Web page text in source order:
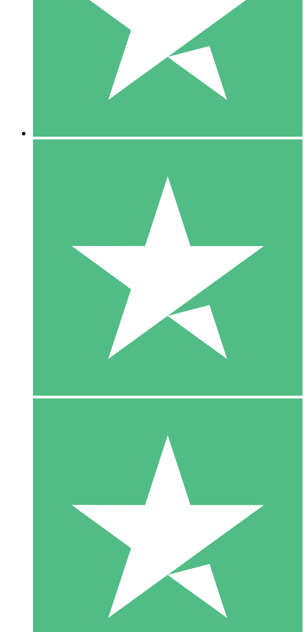
1 Téléchargement
10 00
10 Téléchargements
20 00